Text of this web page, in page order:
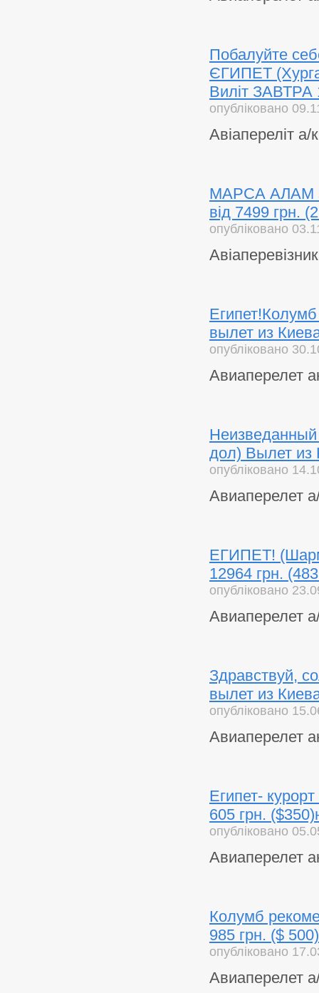
Побалуйте
ЄГИПЕТ
Виліт ЗАВТРА
опубліковано
Авіапереліт
МАРСА АЛАМ
від 7499 грн.
опубліковано
вылет из
опубліковано
Авиаперелет
дол) Вылет из
опубліковано
Авиаперелет
ЕГИПЕТ!
12964 грн.
опубліковано
Авиаперелет
Здравствуй,
вылет из
опубліковано
Авиаперелет
Египет-
605 грн.
опубліковано
Авиаперелет
Колумб
985 грн. ($
опубліковано
Авиаперелет